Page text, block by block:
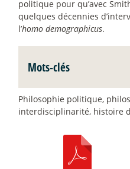
politique pour qu’avec
quelques décennies
l’homo demographicus.
Mots-clés
Philosophie politique,
interdisciplinarité, histoire